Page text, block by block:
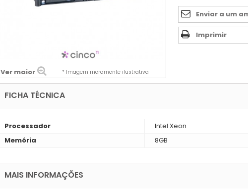
Ver maior * Imagem meramente ilustrativa
Enviar a um
Imprimir
FICHA TÉCNICA
Processador
Intel Xeon
Memória
8GB
MAIS INFORMAÇÕES